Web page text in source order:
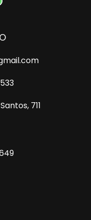
711